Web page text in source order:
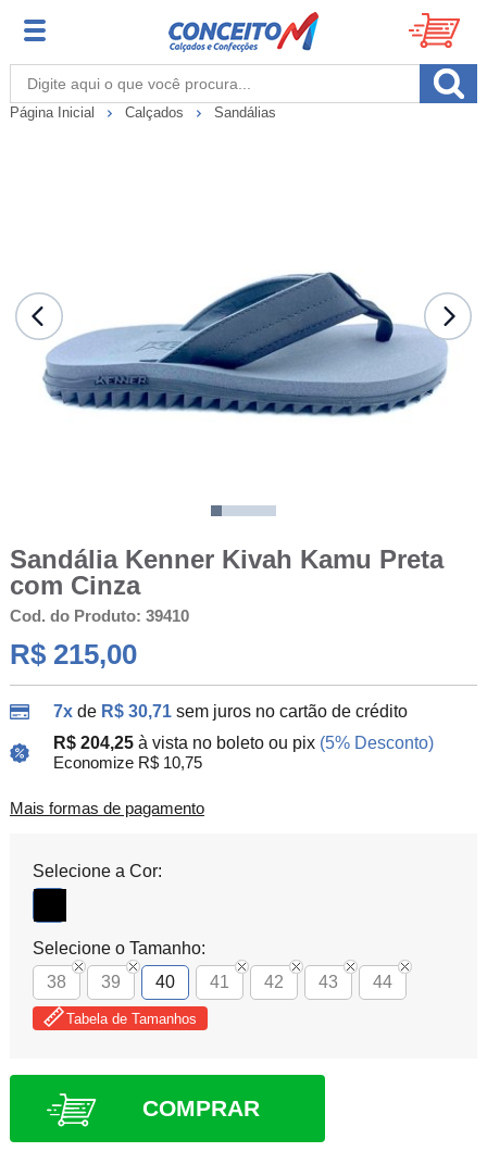
Página Inicial Calçados Sandálias
Sandália Kenner Kivah Kamu Preta
com Cinza
Cod. do Produto: 39410
R$ 215,00
7xde R$ 30,71 sem juros no cartão de crédito
R$ 204,25 à vista no boleto ou pix (5% Desconto)
Economize R$ 10,75
Mais formas de pagamento
Selecione a Cor:
Selecione o Tamanho:
38
39 40 41 42 43 44
Tabela de Tamanhos
COMPRAR